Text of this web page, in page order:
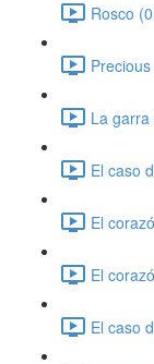
Rosco
La
El caso
El
El
El caso